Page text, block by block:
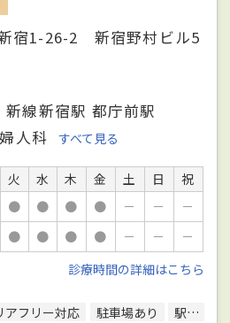
宿1-26-2 新宿野村ビル5
線新宿駅 都庁前駅
婦人科 すべて見る
火 水 木 金 土 日
祝
● ● ● ● － －
－
● ● ● ● － －
－
診療時間の詳細はこちら
アフリー対応 駐車場あり
駅徒歩5分圏内